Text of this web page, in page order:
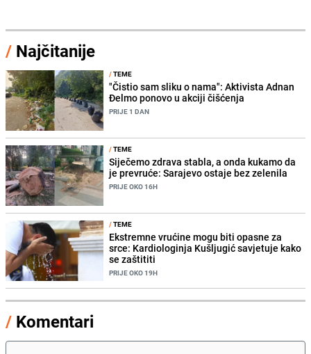
/ Najčitanije
/TEME
"Čistio sam sliku o nama": Aktivista Adnan
Đelmo ponovo u akciji čišćenja
PRIJE 1 DAN
/TEME
Siječemo zdrava stabla, a onda kukamo da
je prevruće: Sarajevo ostaje bez zelenila
PRIJE OKO 16H
/TEME
Ekstremne vrućine mogu biti opasne za
srce: Kardiologinja Kušljugić savjetuje kako
se zaštititi
PRIJE OKO 19H
/ Komentari